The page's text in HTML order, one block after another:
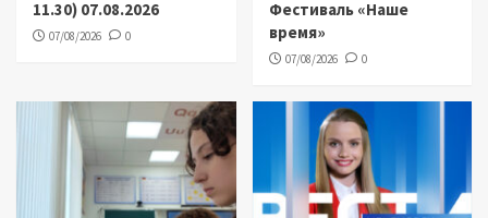
11.30) 07.08.2026
07/08/2026 0
Фестиваль «Наше
время»
07/08/2026 0